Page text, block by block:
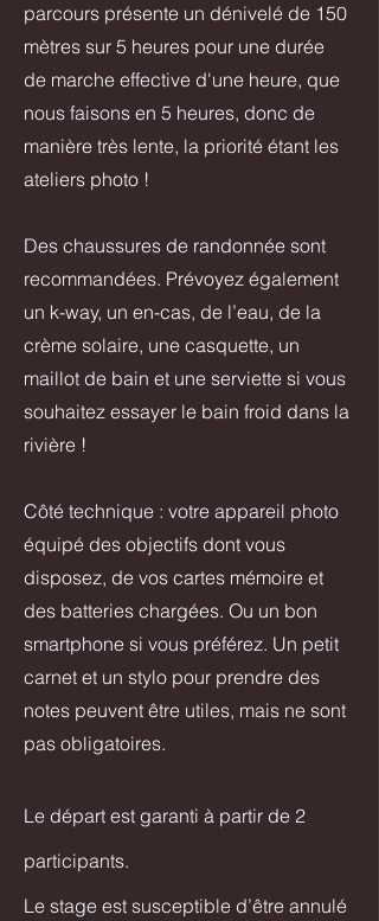
parcours présente un dénivelé de 150
mètres sur 5 heures pour une durée
de marche effective d'une heure, que
nous faisons en 5 heures, donc de
manière très lente, la priorité étant les
ateliers photo !
Des chaussures de randonnée sont
recommandées. Prévoyez également
un k-way, un en-cas, de l’eau, de la
crème solaire, une casquette, un
maillot de bain et une serviette si vous
souhaitez essayer le bain froid dans la
rivière !
Côté technique : votre appareil photo
équipé des objectifs dont vous
disposez, de vos cartes mémoire et
des batteries chargées. Ou un bon
smartphone si vous préférez. Un petit
carnet et un stylo pour prendre des
notes peuvent être utiles, mais ne sont
pas obligatoires.
Le départ est garanti à partir de 2
participants.
Le stage est susceptible d’être annulé